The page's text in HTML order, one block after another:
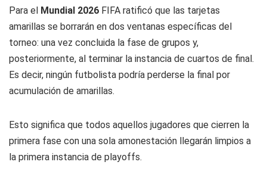
Para el Mundial 2026 FIFA ratificó que las tarjetas
amarillas se borrarán en dos ventanas específicas del
torneo: una vez concluida la fase de grupos y,
posteriormente, al terminar la instancia de cuartos de final.
Es decir, ningún futbolista podría perderse la final por
acumulación de amarillas.
Esto significa que todos aquellos jugadores que cierren la
primera fase con una sola amonestación llegarán limpios a
la primera instancia de playoffs.